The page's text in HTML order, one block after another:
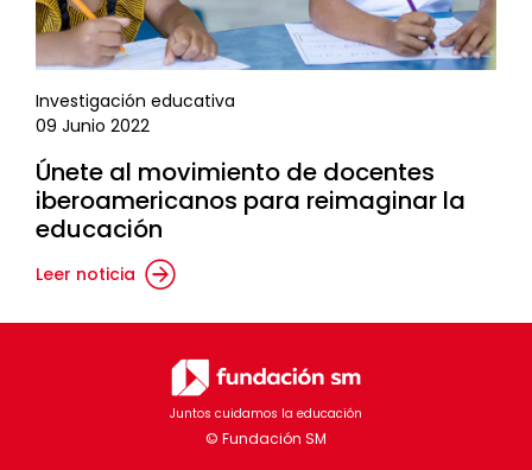
Investigación educativa
09 Junio 2022
Únete al movimiento de docentes
iberoamericanos para reimaginar la
educación
Leer noticia
Juntos cuidamos la educación